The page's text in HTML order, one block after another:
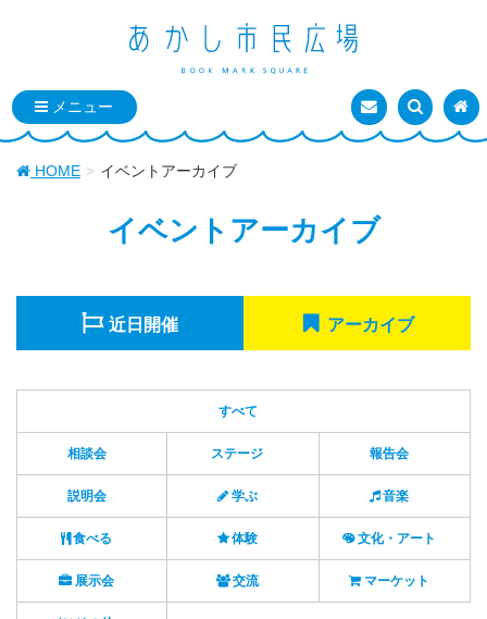
お問い合わせ
検索を表
ト
HOME イベントアーカイブ
イベントアーカイブ
近日開催 アーカイブ
すべて
相談会 ステージ 報告会
説明会 学ぶ 音楽
食べる 体験 文化・アート
展示会 交流 マーケット